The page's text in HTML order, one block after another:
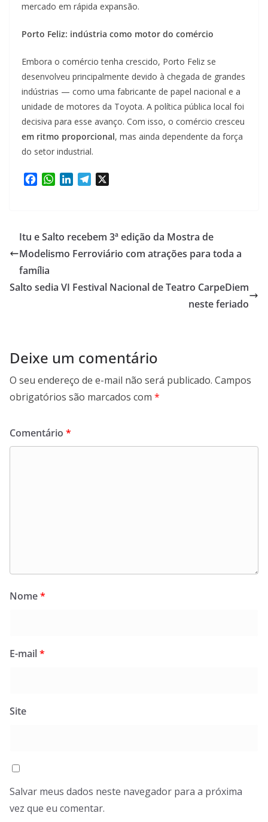
mercado em rápida expansão.
Porto Feliz: indústria como motor do comércio
Embora o comércio tenha crescido, Porto Feliz se
desenvolveu principalmente devido à chegada de grandes
indústrias — como uma fabricante de papel nacional e a
unidade de motores da Toyota. A política pública local foi
decisiva para esse avanço. Com isso, o comércio cresceu
em ritmo proporcional, mas ainda dependente da força
do setor industrial.
b
o
k
W
s
p
e
I
g
a
Itu e Salto recebem 3ª edição da Mostra de
Modelismo Ferroviário com atrações para toda a
família
Salto sedia VI Festival Nacional de Teatro CarpeDiem
neste feriado
Deixe um comentário
O seu endereço de e-mail não será publicado. Campos
obrigatórios são marcados com *
Comentário *
Nome*
E-mail*
Site
Salvar meus dados neste navegador para a próxima
vez que eu comentar.